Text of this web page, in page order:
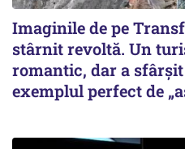
Imaginile de pe
stârnit revoltă. Un
romantic, dar a
exemplul perfect de